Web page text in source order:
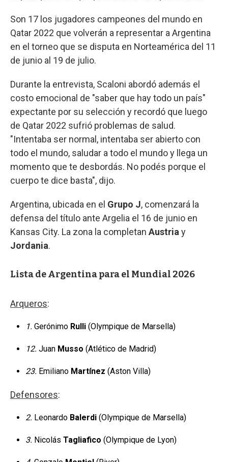
Son 17 los jugadores campeones del mundo en
Qatar 2022 que volverán a representar a Argentina
en el torneo que se disputa en Norteamérica del 11
de junio al 19 de julio.
Durante la entrevista, Scaloni abordó además el
costo emocional de "saber que hay todo un país"
expectante por su selección y recordó que luego
de Qatar 2022 sufrió problemas de salud.
"Intentaba ser normal, intentaba ser abierto con
todo el mundo, saludar a todo el mundo y llega un
momento que te desbordás. No podés porque el
cuerpo te dice basta", dijo.
Argentina, ubicada en el Grupo J, comenzará la
defensa del título ante Argelia el 16 de junio en
Kansas City. La zona la completan Austriay
Jordania.
Lista de Argentina para el Mundial 2026
Arqueros:
1. Gerónimo Rulli (Olympique de Marsella)
12. Juan Musso (Atlético de Madrid)
23. Emiliano Martínez (Aston Villa)
Defensores:
2. Leonardo Balerdi (Olympique de Marsella)
3. Nicolás Tagliafico (Olympique de Lyon)